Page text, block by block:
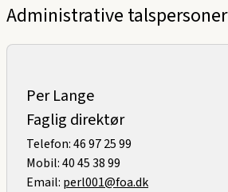
Administrative talspersoner
Per Lange
Faglig direktør
Telefon: 46 97 25 99
Mobil: 40 45 38 99
Email: perl001@foa.dk